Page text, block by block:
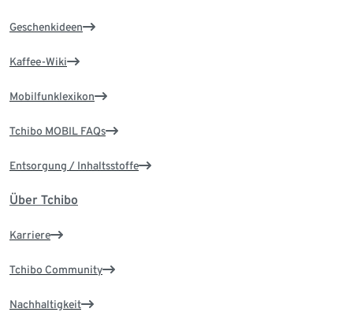
Geschenkideen
Kaffee-Wiki
Mobilfunklexikon
Tchibo MOBIL FAQs
Entsorgung / Inhaltsstoffe
Über Tchibo
Karriere
Tchibo Community
Nachhaltigkeit